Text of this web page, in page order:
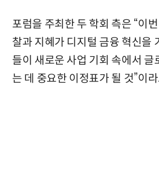
포럼을 주최한 두 학회 측은 “이
찰과 지혜가 디지털 금융 혁신을
들이 새로운 사업 기회 속에서 글
는 데 중요한 이정표가 될 것”이